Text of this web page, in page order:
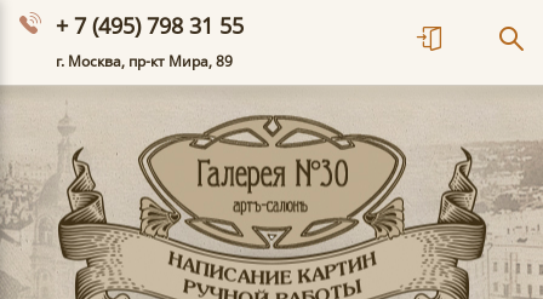
+ 7 (495) 798 31 55
г. Москва, пр-кт Мира, 89